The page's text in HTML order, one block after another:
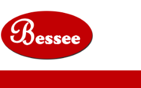
naar
de
inhoud